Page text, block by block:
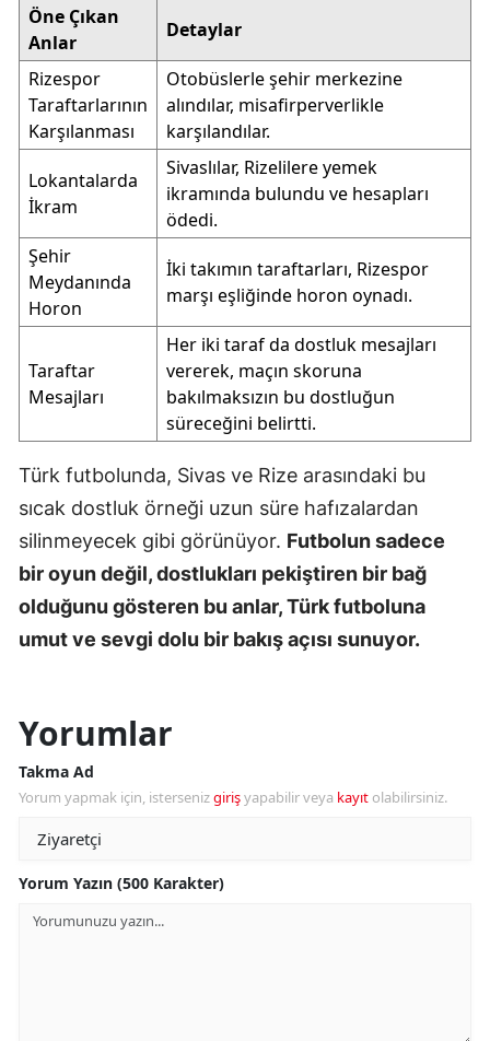
Öne Çıkan
Anlar
Detaylar
Rizespor
Taraftarlarının
Karşılanması
Otobüslerle şehir merkezine
alındılar, misafirperverlikle
karşılandılar.
Lokantalarda
İkram
Sivaslılar, Rizelilere yemek
ikramında bulundu ve hesapları
ödedi.
Şehir
Meydanında
Horon
İki takımın taraftarları, Rizespor
marşı eşliğinde horon oynadı.
Taraftar
Mesajları
Her iki taraf da dostluk mesajları
vererek, maçın skoruna
bakılmaksızın bu dostluğun
süreceğini belirtti.
Türk futbolunda, Sivas ve Rize arasındaki bu
sıcak dostluk örneği uzun süre hafızalardan
silinmeyecek gibi görünüyor. Futbolun sadece
bir oyun değil, dostlukları pekiştiren bir bağ
olduğunu gösteren bu anlar, Türk futboluna
umut ve sevgi dolu bir bakış açısı sunuyor.
Yorumlar
Takma Ad
Yorum yapmak için, istersenizgirişyapabilir veya kayıt olabilirsiniz.
Yorum Yazın (500 Karakter)